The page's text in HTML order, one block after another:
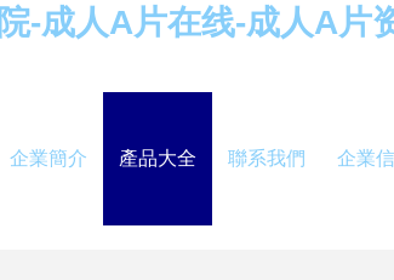
-成人A片在线-成人A片
企業簡介 產品大全 聯系我們 企業